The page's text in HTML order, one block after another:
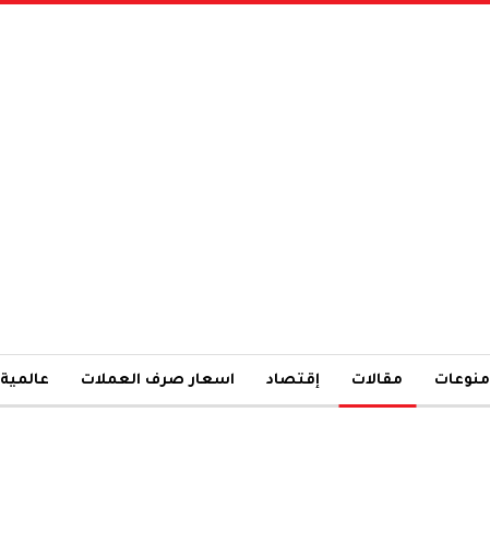
منوعات مقالات إقتصاد اسعار صرف العملات عالمية